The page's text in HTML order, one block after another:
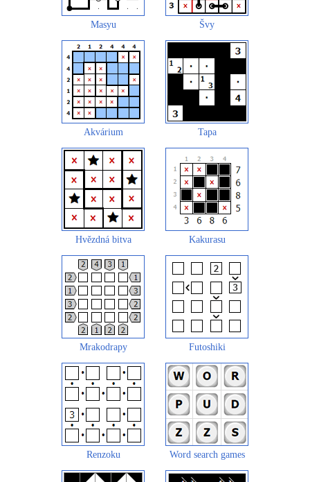
Masyu Švy
Akvárium Tapa
Hvězdná bitva Kakurasu
Mrakodrapy Futoshiki
Renzoku Word search games